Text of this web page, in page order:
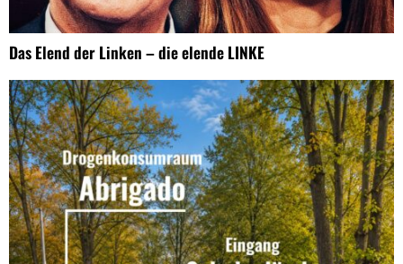
Das Elend der Linken – die elende LINKE